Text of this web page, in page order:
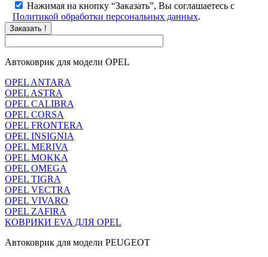
Нажимая на кнопку “Заказать”, Вы соглашаетесь с
Политикой обработки персональных данных.
Заказать !
Автоковрик для модели OPEL
OPEL ANTARA
OPEL ASTRA
OPEL CALIBRA
OPEL CORSA
OPEL FRONTERA
OPEL INSIGNIA
OPEL MERIVA
OPEL MOKKA
OPEL OMEGA
OPEL TIGRA
OPEL VECTRA
OPEL VIVARO
OPEL ZAFIRA
КОВРИКИ EVA ДЛЯ OPEL
Автоковрик для модели PEUGEOT